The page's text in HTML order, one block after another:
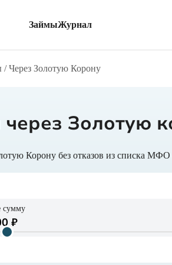
Займы
Все МФО
Журнал
Обзоры
/Через Золотую Корону
Золотую
сумму